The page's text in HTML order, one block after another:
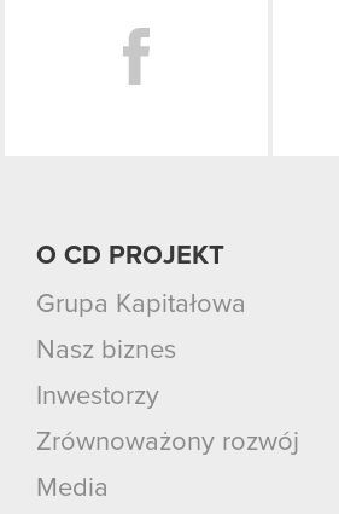
O CD PROJEKT
Grupa Kapitałowa
Nasz biznes
Inwestorzy
Zrównoważony rozwój
Media